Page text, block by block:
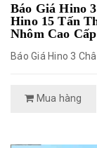
Báo Giá Hino
Hino 15 Tấn
Nhôm Cao Cấp
Báo Giá Hino 3
Mua hàng